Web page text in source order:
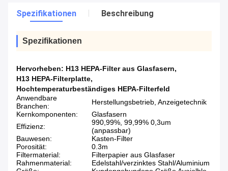
Spezifikationen Beschreibung
Spezifikationen
Hervorheben: H13 HEPA-Filter aus Glasfasern,
H13 HEPA-Filterplatte,
Hochtemperaturbeständiges HEPA-Filterfeld
Anwendbare
Branchen:
Herstellungsbetrieb, Anzeigetechnik
Kernkomponenten:
Glasfasern
Effizienz:
990,99%, 99,99% 0,3um
(anpassbar)
Bauwesen:
Kasten-Filter
Porosität:
0.3m
Filtermaterial:
Filterpapier aus Glasfaser
Rahmenmaterial:
Edelstahl/verzinktes Stahl/Aluminium